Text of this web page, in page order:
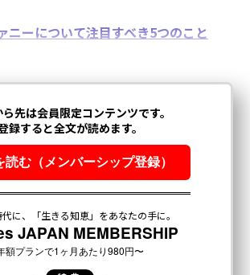
ニーについて注目すべき5つのこと